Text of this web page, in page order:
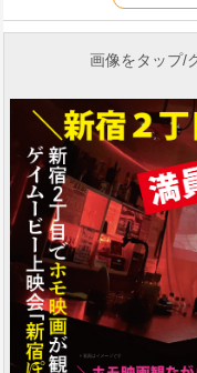
画像をタップ/